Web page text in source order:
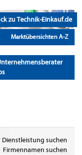
zu Technik-Einkauf.de
Marktübersichten A-Z
suchen
Firmennamen suchen